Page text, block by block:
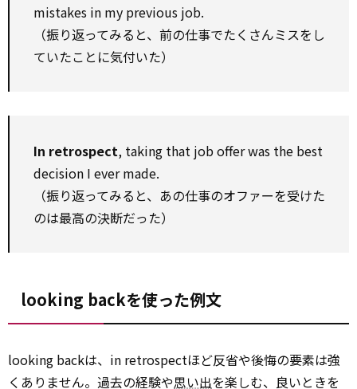
mistakes in my previous job.
（振り返ってみると、前の仕事でたくさんミスをし
ていたことに気付いた）
In retrospect, taking that job offer was the best
decision I ever made.
（振り返ってみると、あの仕事のオファーを受けた
のは最高の決断だった）
looking backを使った例文
looking backは、in retrospectほど反省や後悔の要素は強
くありません。過去の経験や思い出を楽しむ、良いときを